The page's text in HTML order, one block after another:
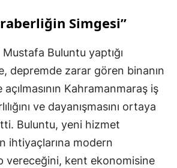
Simgesi”
Mustafa Buluntu yaptığı
depremde zarar gören binanın
Kahramanmaraş iş
ve dayanışmasını ortaya
Buluntu, yeni hizmet
ihtiyaçlarına modern
vereceğini, kent ekonomisine